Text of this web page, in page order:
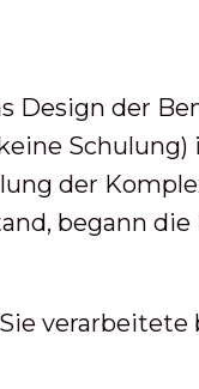
der
Schulung)
der
begann